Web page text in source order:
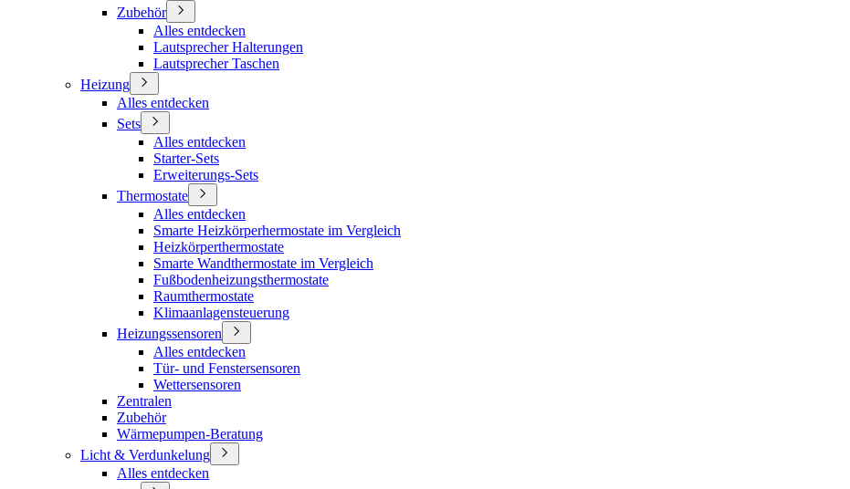
Zubehör
Alles entdecken
Lautsprecher Halterungen
Lautsprecher Taschen
Heizung
Alles entdecken
Sets
Alles entdecken
Starter-Sets
Erweiterungs-Sets
Thermostate
Alles entdecken
Smarte Heizkörperhermostate im Vergleich
Heizkörperthermostate
Smarte Wandthermostate im Vergleich
Fußbodenheizungsthermostate
Raumthermostate
Klimaanlagensteuerung
Heizungssensoren
Alles entdecken
Tür- und Fenstersensoren
Wettersensoren
Zentralen
Zubehör
Wärmepumpen-Beratung
Licht & Verdunkelung
Alles entdecken